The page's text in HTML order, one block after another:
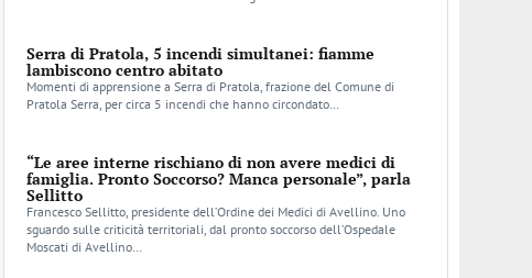
Serra di Pratola, 5 incendi simultanei: fiamme
lambiscono centro abitato
Momenti di apprensione a Serra di Pratola, frazione del Comune di
Pratola Serra, per circa 5 incendi che hanno circondato…
“Le aree interne rischiano di non avere medici di
famiglia. Pronto Soccorso? Manca personale”, parla
Sellitto
Francesco Sellitto, presidente dell’Ordine dei Medici di Avellino. Uno
sguardo sulle criticità territoriali, dal pronto soccorso dell’Ospedale
Moscati di Avellino…